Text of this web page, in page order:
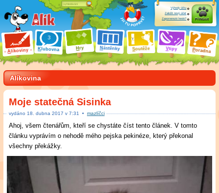
Alíkoviny Klubovna Hry Nástěnky Soutěže Vtipy Poradna
Výhody účtu
Založit nový účet
Zapomenuté heslo?
Přihlásit
Alíkovina
Moje statečná Sisinka
vydáno 18 dubna 2017 v 7:31 • mazlíčci
Ahoj, všem čtenářům, kteří se chystáte číst tento článek. V tomto
článku vyprávím o nehodě mého pejska pekinéze, který překonal
všechny překážky.